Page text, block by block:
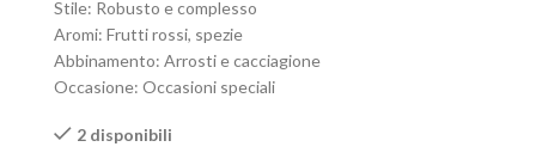
Stile: Robusto e complesso
Aromi: Frutti rossi, spezie
Abbinamento: Arrosti e cacciagione
Occasione: Occasioni speciali
2 disponibili